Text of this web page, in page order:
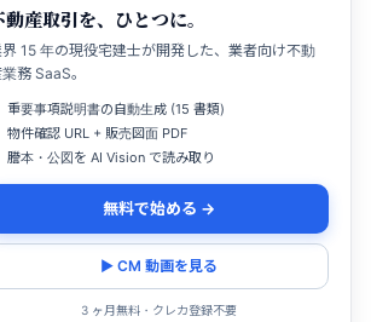
動産取引を、ひとつに。
15 年の現役宅建士が開発した、業者向け不動
務 SaaS。
重要事項説明書の自動生成 (15 書類)
物件確認 URL + 販売図面 PDF
謄本・公図を AI Vision で読み取り
無料で始める →
▶ CM 動画を見る
3 ヶ月無料・クレカ登録不要